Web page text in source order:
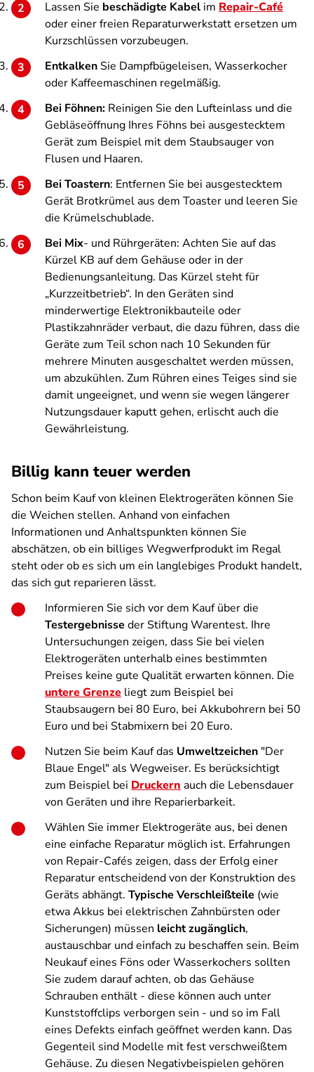
Lassen Sie beschädigte Kabel im Repair-Café
oder einer freien Reparaturwerkstatt ersetzen um
Kurzschlüssen vorzubeugen.
Entkalken Sie Dampfbügeleisen, Wasserkocher
oder Kaffeemaschinen regelmäßig.
Bei Föhnen: Reinigen Sie den Lufteinlass und die
Gebläseöffnung Ihres Föhns bei ausgestecktem
Gerät zum Beispiel mit dem Staubsauger von
Flusen und Haaren.
Bei Toastern: Entfernen Sie bei ausgestecktem
Gerät Brotkrümel aus dem Toaster und leeren Sie
die Krümelschublade.
Bei Mix- und Rührgeräten: Achten Sie auf das
Kürzel KB auf dem Gehäuse oder in der
Bedienungsanleitung. Das Kürzel steht für
„Kurzzeitbetrieb“. In den Geräten sind
minderwertige Elektronikbauteile oder
Plastikzahnräder verbaut, die dazu führen, dass die
Geräte zum Teil schon nach 10 Sekunden für
mehrere Minuten ausgeschaltet werden müssen,
um abzukühlen. Zum Rühren eines Teiges sind sie
damit ungeeignet, und wenn sie wegen längerer
Nutzungsdauer kaputt gehen, erlischt auch die
Gewährleistung.
Billig kann teuer werden
Schon beim Kauf von kleinen Elektrogeräten können Sie
die Weichen stellen. Anhand von einfachen
Informationen und Anhaltspunkten können Sie
abschätzen, ob ein billiges Wegwerfprodukt im Regal
steht oder ob es sich um ein langlebiges Produkt handelt,
das sich gut reparieren lässt.
Informieren Sie sich vor dem Kauf über die
Testergebnisse der Stiftung Warentest. Ihre
Untersuchungen zeigen, dass Sie bei vielen
Elektrogeräten unterhalb eines bestimmten
Preises keine gute Qualität erwarten können. Die
untere Grenze liegt zum Beispiel bei
Staubsaugern bei 80 Euro, bei Akkubohrern bei 50
Euro und bei Stabmixern bei 20 Euro.
Nutzen Sie beim Kauf das Umweltzeichen "Der
Blaue Engel" als Wegweiser. Es berücksichtigt
zum Beispiel bei Druckern auch die Lebensdauer
von Geräten und ihre Reparierbarkeit.
Wählen Sie immer Elektrogeräte aus, bei denen
eine einfache Reparatur möglich ist. Erfahrungen
von Repair-Cafés zeigen, dass der Erfolg einer
Reparatur entscheidend von der Konstruktion des
Geräts abhängt. Typische Verschleißteile (wie
etwa Akkus bei elektrischen Zahnbürsten oder
Sicherungen) müssen leicht zugänglich,
austauschbar und einfach zu beschaffen sein. Beim
Neukauf eines Föns oder Wasserkochers sollten
Sie zudem darauf achten, ob das Gehäuse
Schrauben enthält - diese können auch unter
Kunststoffclips verborgen sein - und so im Fall
eines Defekts einfach geöffnet werden kann. Das
Gegenteil sind Modelle mit fest verschweißtem
Gehäuse. Zu diesen Negativbeispielen gehören